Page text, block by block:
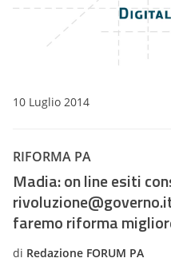
10 Luglio 2014
RIFORMA PA
Madia: on line esiti
faremo riforma
di Redazione FORUM PA